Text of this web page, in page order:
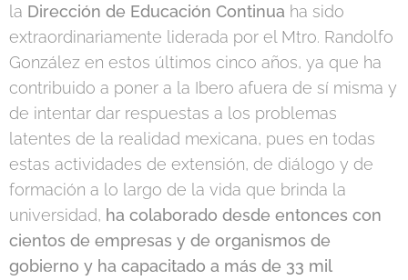
la Dirección de Educación Continua ha sido
extraordinariamente liderada por el Mtro. Randolfo
González en estos últimos cinco años, ya que ha
contribuido a poner a la Ibero afuera de sí misma y
de intentar dar respuestas a los problemas
latentes de la realidad mexicana, pues en todas
estas actividades de extensión, de diálogo y de
formación a lo largo de la vida que brinda la
universidad, ha colaborado desde entonces con
cientos de empresas y de organismos de
gobierno y ha capacitado a más de 33 mil